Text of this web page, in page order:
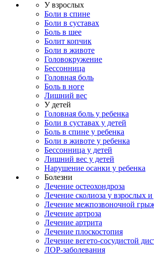
У взрослых
Боли в спине
Боли в суставах
Боль в шее
Болит копчик
Боли в животе
Головокружение
Бессонница
Головная боль
Боль в ноге
Лишний вес
У детей
Головная боль у ребенка
Боли в суставах у детей
Боль в спине у ребенка
Боли в животе у ребенка
Бессонница у детей
Лишний вес у детей
Нарушение осанки у ребенка
Болезни
Лечение остеохондроза
Лечение сколиоза у взрослых и
Лечение межпозвоночной
Лечение артроза
Лечение артрита
Лечение плоскостопия
Лечение вегето-сосудистой
ЛОР-заболевания